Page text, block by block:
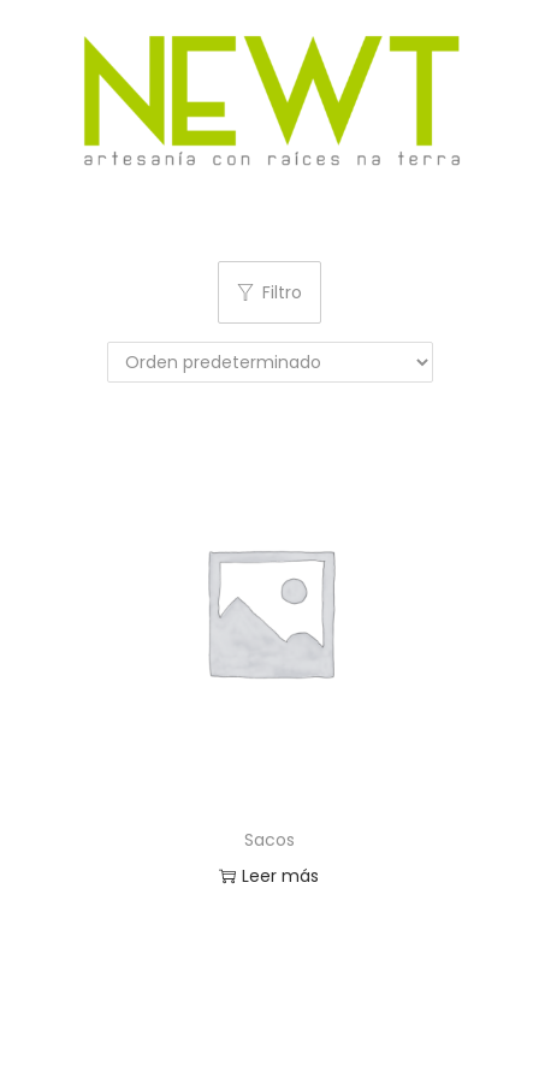
Filtro
Sacos
Leer más